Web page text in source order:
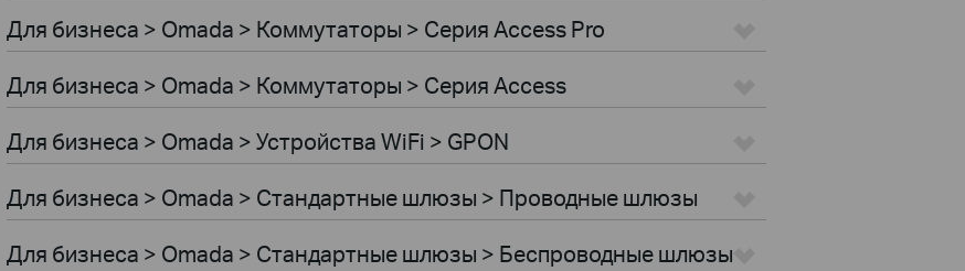
Для бизнеса > Omada > Коммутаторы > Серия Access Pro
Для бизнеса > Omada > Коммутаторы > Серия Access
Для бизнеса > Omada > Устройства WiFi > GPON
Для бизнеса > Omada > Стандартные шлюзы > Проводные шлюзы
Для бизнеса > Omada > Стандартные шлюзы > Беспроводные шлюзы